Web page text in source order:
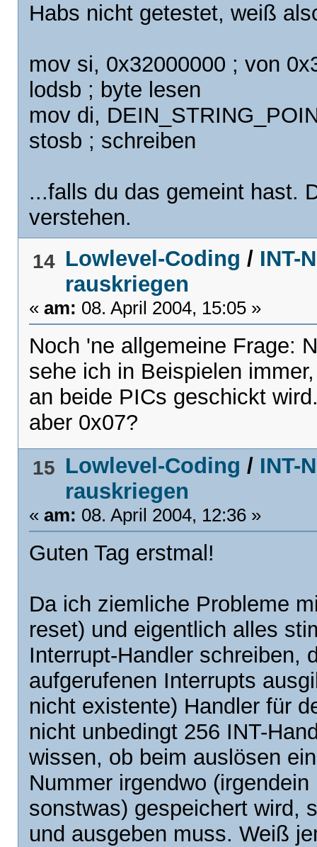
Habs nicht getestet, weiß
mov si, 0x32000000 ; von
lodsb ; byte lesen
mov di,
stosb ; schreiben
...falls du das gemeint hast.
verstehen.
14 Lowlevel-Coding / INT-
rauskriegen
« am: 08. April 2004, 15:05 »
Noch 'ne allgemeine Frage:
sehe ich in Beispielen
an beide PICs geschickt
aber 0x07?
15 Lowlevel-Coding / INT-
rauskriegen
« am: 08. April 2004, 12:36 »
Guten Tag erstmal!
Da ich ziemliche Probleme
reset) und eigentlich alles
Interrupt-Handler schreiben,
aufgerufenen Interrupts
nicht existente) Handler für
nicht unbedingt 256 INT-
wissen, ob beim auslösen
Nummer irgendwo
sonstwas) gespeichert wird,
und ausgeben muss. Weiß